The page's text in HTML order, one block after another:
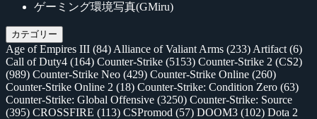
ゲーミング環境写真(GMiru)
カテゴリー
Age of Empires III (84) Alliance of Valiant Arms (233) Artifact (6)
Call of Duty4 (164) Counter-Strike (5153) Counter-Strike 2 (CS2)
(989) Counter-Strike Neo (429) Counter-Strike Online (260)
Counter-Strike Online 2 (18) Counter-Strike: Condition Zero (63)
Counter-Strike: Global Offensive (3250) Counter-Strike: Source
(395) CROSSFIRE (113) CSPromod (57) DOOM3 (102) Dota 2